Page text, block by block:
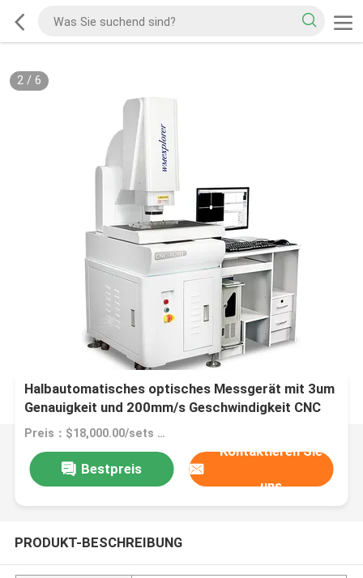
2/ 6
Halbautomatisches optisches Messgerät mit 3um
Genauigkeit und 200mm/s Geschwindigkeit CNC
Video-Messmaschine Preis：$18,000.00/sets 1-4 sets
Bestpreis
Kontaktieren Sie
uns
PRODUKT-BESCHREIBUNG